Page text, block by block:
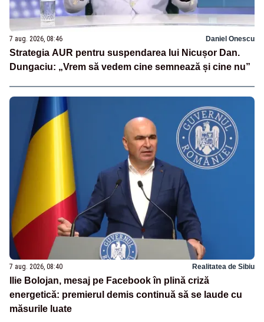
7 aug. 2026, 08:46 Daniel Onescu
Strategia AUR pentru suspendarea lui Nicușor Dan.
Dungaciu: „Vrem să vedem cine semnează și cine nu”
7 aug. 2026, 08:40 Realitatea de Sibiu
Ilie Bolojan, mesaj pe Facebook în plină criză
energetică: premierul demis continuă să se laude cu
măsurile luate